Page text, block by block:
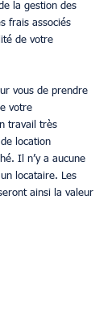
la gestion des
frais associés
de votre
vous de prendre
votre
travail très
location
Il n’y a aucune
locataire. Les
ainsi la valeur